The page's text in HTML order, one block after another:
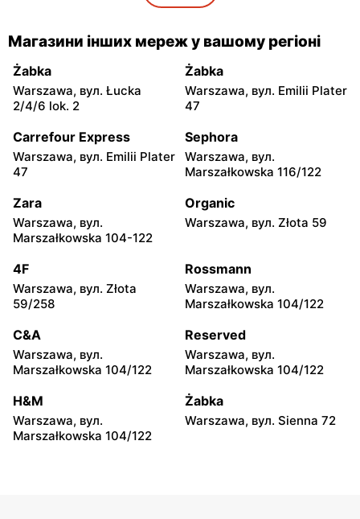
Dino
Błonie, вул. Nowa Wieś 12c
Dino
Pomiechówek, вул.
Warszawska 49
Dino
7g
Dino
11a
Dino
Warszawska 55A
Dino
Dino
22 A
Dino
Żyrardowska 2b
Dino Dino
1
Dino Dino
Dino
Stara Niedziałka, вул.
Dino
Магазини інших мереж у вашому регіоні
Żabka
Warszawa, вул. Łucka
2/4/6 lok. 2
Żabka
Warszawa, вул. Emilii Plater
47
Carrefour Express
Warszawa, вул. Emilii Plater
47
Sephora
Warszawa, вул.
Marszałkowska 116/122
Zara
Warszawa, вул.
Marszałkowska 104-122
Organic
Warszawa, вул. Złota 59
4F
Warszawa, вул. Złota
59/258
Rossmann
Warszawa, вул.
Marszałkowska 104/122
C&A
Warszawa, вул.
Marszałkowska 104/122
Reserved
Warszawa, вул.
Marszałkowska 104/122
H&M
Warszawa, вул.
Marszałkowska 104/122
Żabka
Warszawa, вул. Sienna 72